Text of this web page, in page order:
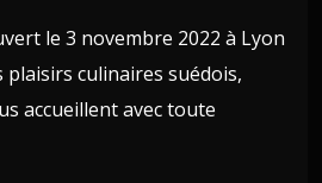
le 3 novembre 2022 à Lyon
plaisirs culinaires suédois,
accueillent avec toute